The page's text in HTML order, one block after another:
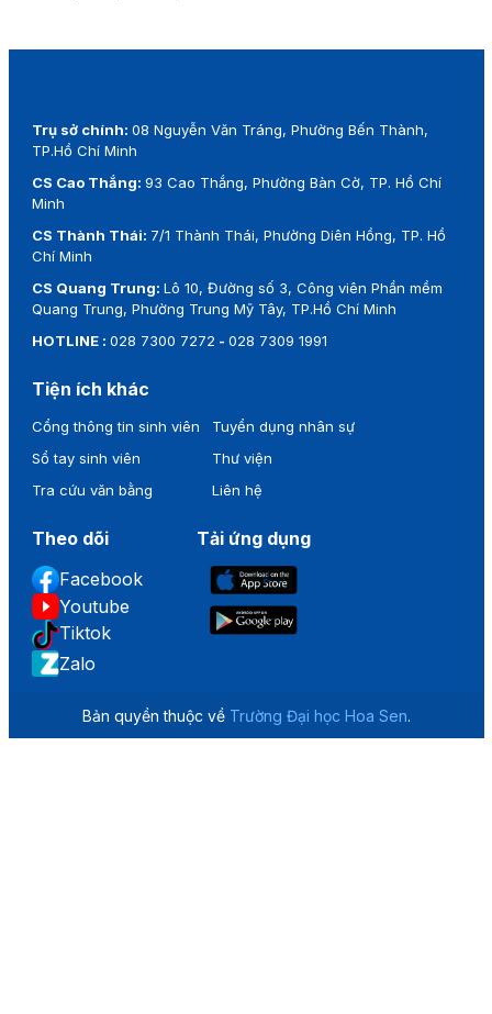
Trụ sở chính:08 Nguyễn Văn Tráng, Phường Bến Thành,
TP.Hồ Chí Minh
CS Cao Thắng:93 Cao Thắng, Phường Bàn Cờ, TP. Hồ Chí
Minh
CS Thành Thái: 7/1 Thành Thái, Phường Diên Hồng, TP. Hồ
Chí Minh
CS Quang Trung:Lô 10, Đường số 3, Công viên Phần mềm
Quang Trung, Phường Trung Mỹ Tây, TP.Hồ Chí Minh
HOTLINE :028 7300 7272 -028 7309 1991
Tiện ích khác
Cổng thông tin sinh viên
Sổ tay sinh viên
Tra cứu văn bằng
Tuyển dụng nhân sự
Thư viện
Liên hệ
Theo dõi
Facebook
Youtube
Tiktok
Zalo
Tải ứng dụng
Bản quyền thuộc về Trường Đại học Hoa Sen.